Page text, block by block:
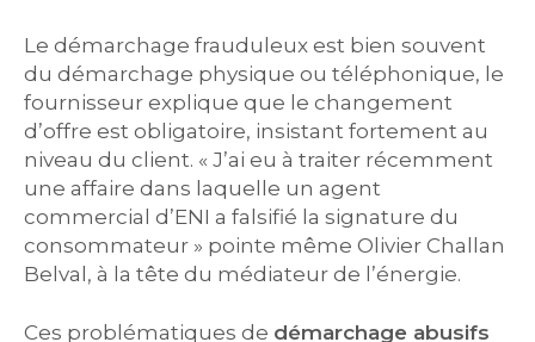
Le démarchage frauduleux est bien souvent
du démarchage physique ou téléphonique, le
fournisseur explique que le changement
d’offre est obligatoire, insistant fortement au
niveau du client. « J’ai eu à traiter récemment
une affaire dans laquelle un agent
commercial d’ENI a falsifié la signature du
consommateur » pointe même Olivier Challan
Belval, à la tête du médiateur de l’énergie.
Ces problématiques de démarchage abusifs